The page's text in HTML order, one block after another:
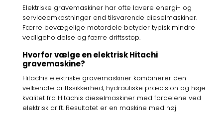
Elektriske gravemaskiner har ofte lavere energi- og
serviceomkostninger end tilsvarende dieselmaskiner.
Færre bevægelige motordele betyder typisk mindre
vedligeholdelse og færre driftsstop.
Hvorfor vælge en elektrisk Hitachi
gravemaskine?
Hitachis elektriske gravemaskiner kombinerer den
velkendte driftssikkerhed, hydrauliske præcision og høje
kvalitet fra Hitachis dieselmaskiner med fordelene ved
elektrisk drift. Resultatet er en maskine med høj